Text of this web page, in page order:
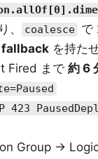
、 coalesce で
を持た
Fired まで 約 6
423
Group →